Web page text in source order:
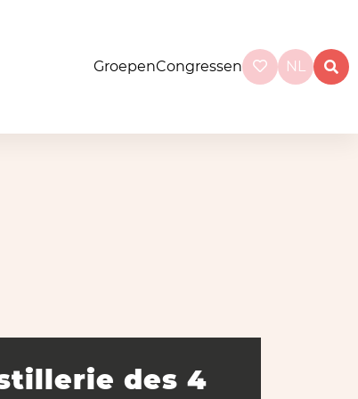
GroepenCongressen NL
des 4